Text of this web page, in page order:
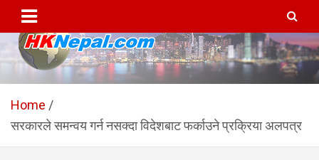
content
HKNepal.com – हङकङबाट
सञ्चालित पहिलो नेपाली अनलाईन
पत्रिका
hknepal, hknepal.com, hk nepal, hk nepal com
Home
सरकारले समन्वय गर्न नसक्दा विदेशबाट फर्काउने प्रक्रिया अलपत्र